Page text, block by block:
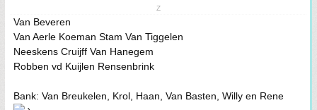
Z
Van Beveren
Van Aerle Koeman Stam Van Tiggelen
Neeskens Cruijff Van Hanegem
Robben vd Kuijlen Rensenbrink
Bank: Van Breukelen, Krol, Haan, Van Basten, Willy en Rene